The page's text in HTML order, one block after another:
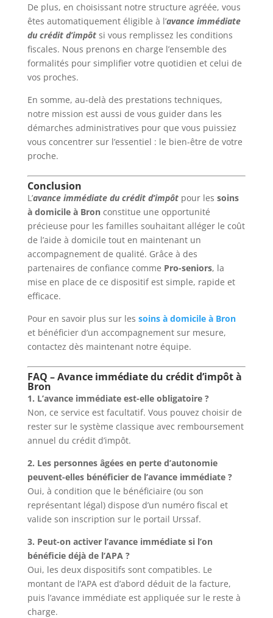
De plus, en choisissant notre structure agréée, vous
êtes automatiquement éligible à l’avance immédiate
du crédit d’impôtsi vous remplissez les conditions
fiscales. Nous prenons en charge l’ensemble des
formalités pour simplifier votre quotidien et celui de
vos proches.
En somme, au-delà des prestations techniques,
notre mission est aussi de vous guider dans les
démarches administratives pour que vous puissiez
vous concentrer sur l’essentiel : le bien-être de votre
proche.
Conclusion
L’avance immédiate du crédit d’impôtpour les soins
à domicile à Bronconstitue une opportunité
précieuse pour les familles souhaitant alléger le coût
de l’aide à domicile tout en maintenant un
accompagnement de qualité. Grâce à des
partenaires de confiance comme Pro-seniors, la
mise en place de ce dispositif est simple, rapide et
efficace.
Pour en savoir plus sur les soins à domicile à Bron
et bénéficier d’un accompagnement sur mesure,
contactez dès maintenant notre équipe.
FAQ – Avance immédiate du crédit d’impôt à
Bron
1. L’avance immédiate est-elle obligatoire ?
Non, ce service est facultatif. Vous pouvez choisir de
rester sur le système classique avec remboursement
annuel du crédit d’impôt.
2. Les personnes âgées en perte d’autonomie
peuvent-elles bénéficier de l’avance immédiate ?
Oui, à condition que le bénéficiaire (ou son
représentant légal) dispose d’un numéro fiscal et
valide son inscription sur le portail Urssaf.
3. Peut-on activer l’avance immédiate si l’on
bénéficie déjà de l’APA ?
Oui, les deux dispositifs sont compatibles. Le
montant de l’APA est d’abord déduit de la facture,
puis l’avance immédiate est appliquée sur le reste à
charge.